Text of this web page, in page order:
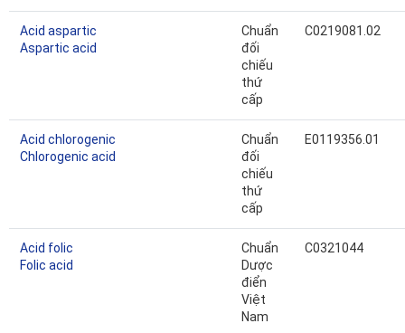
Acid aspartic
Aspartic acid
Chuẩn
đối
chiếu
thứ
cấp
C0219081.02
Acid chlorogenic
Chlorogenic acid
Chuẩn
đối
chiếu
thứ
cấp
E0119356.01
Acid folic
Folic acid
Chuẩn
Dược
điển
Việt
Nam
C0321044